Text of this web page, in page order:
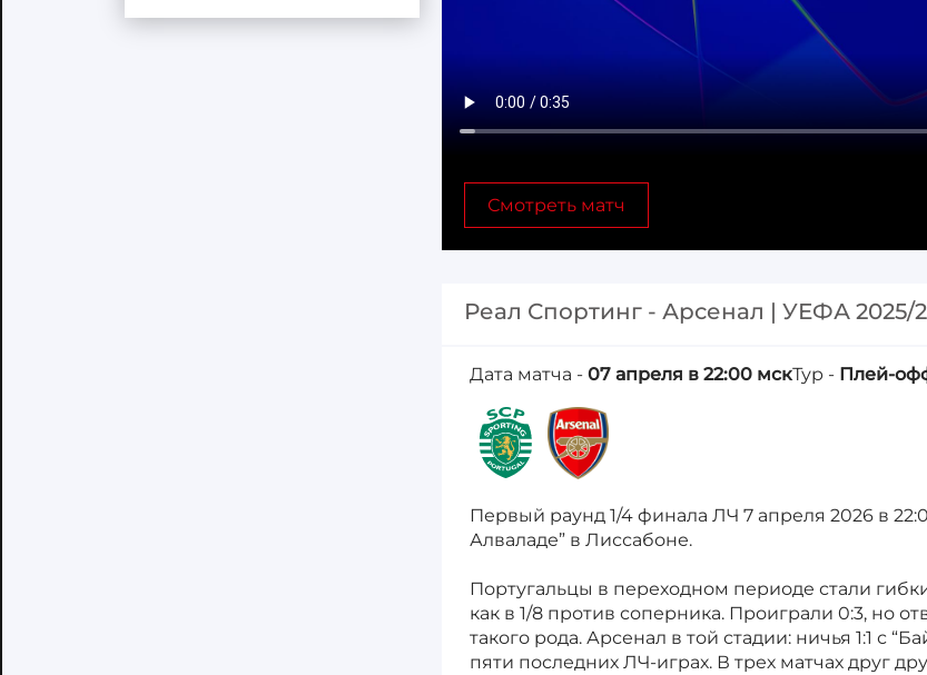
Смотреть матч
Реал Спортинг - Арсенал | УЕФА 2025/
Дата матча - 07 апреля в 22:00 мскТур - Плей-
Первый раунд 1/4 финала ЛЧ 7 апреля 2026 в
Алваладе” в Лиссабоне.
Португальцы в переходном периоде стали
как в 1/8 против соперника. Проиграли 0:3, но
такого рода. Арсенал в той стадии: ничья 1:1 с
пяти последних ЛЧ-играх. В трех матчах друг